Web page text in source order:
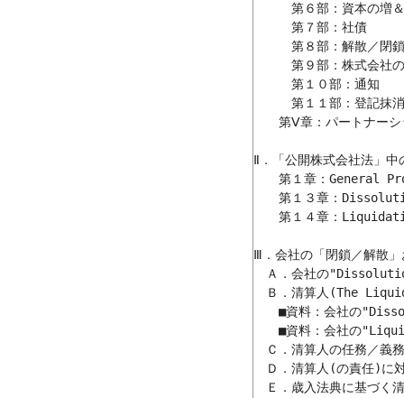
第６部：資本の増＆
第７部：社債
第８部：解散／閉
第９部：株式会社の
第１０部：通知
第１１部：登記抹消(
第Ⅴ章：パートナーシ
Ⅱ．「公開株式会社法」
第１章：General
第１３章：Dissolution
第１４章：Liquidation
Ⅲ．会社の「閉鎖／解散
Ａ．会社の
Ｂ．清算人(The
■資料：会社の
■資料：会社の
Ｃ．清算人の任務／義務
Ｄ．清算人(の責任)に
Ｅ．歳入法典に基づく